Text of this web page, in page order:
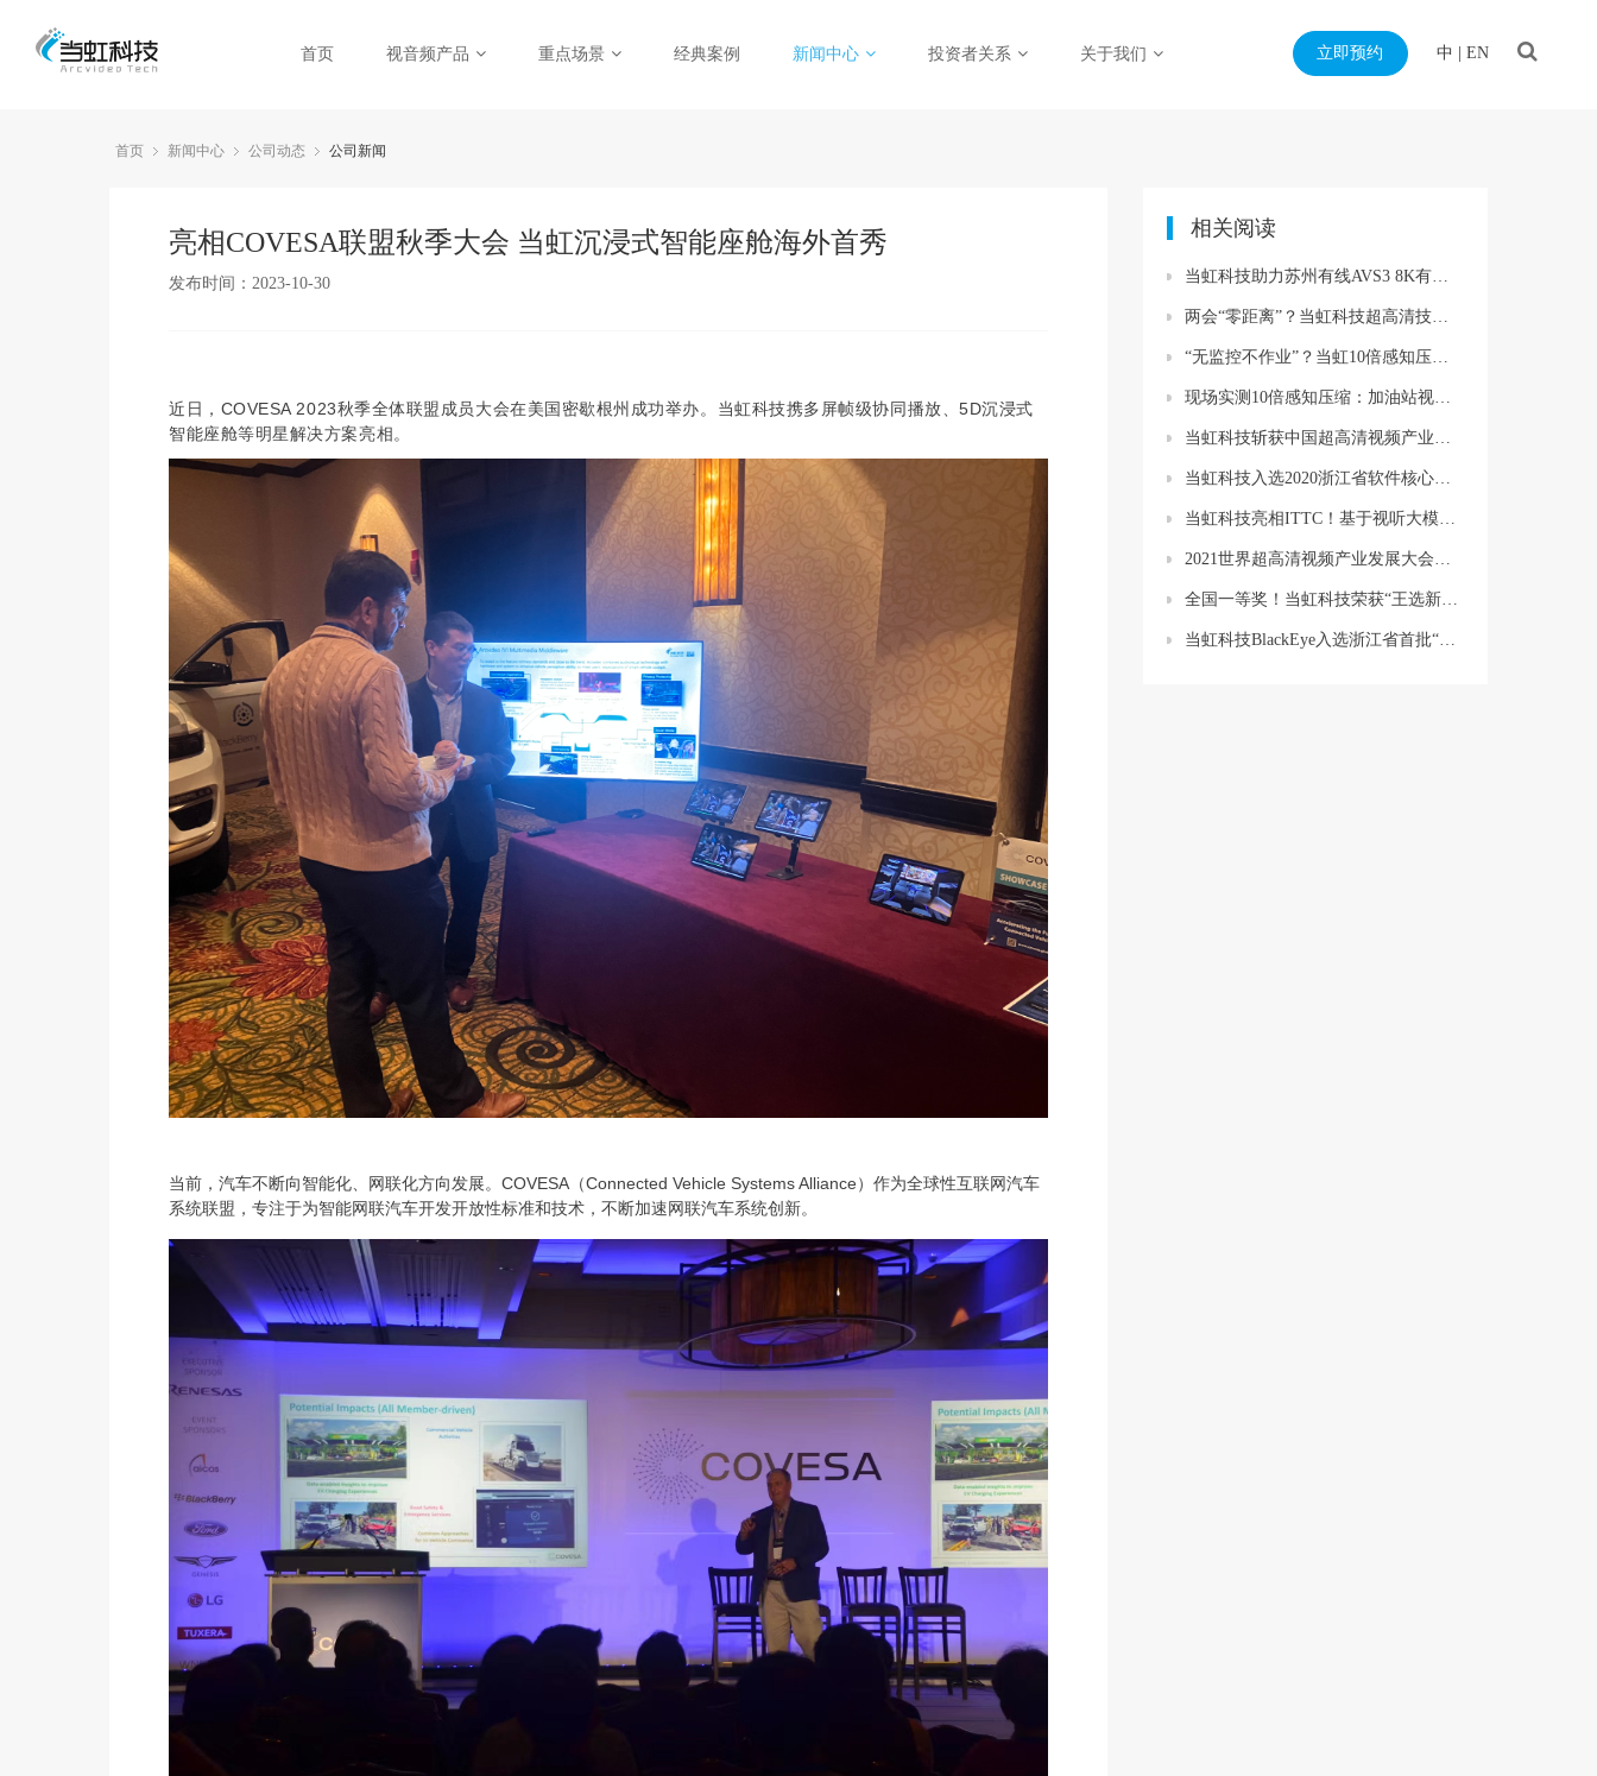
首页 视音频产品 重点场景 经典案例 新闻中心 投资者关系 关于我们 立即预约 中 EN
首页 新闻中心 公司动态 公司新闻
亮相COVESA联盟秋季大会 当虹沉浸式智能座舱海外首秀
发布时间：2023-10-30
近日，COVESA 2023秋季全体联盟成员大会在美国密歇根州成功举办。当虹科技携多屏帧级协同播放、5D沉浸式
智能座舱等明星解决方案亮相。
当前，汽车不断向智能化、网联化方向发展。COVESA（Connected Vehicle Systems Alliance）作为全球性互联网汽车
系统联盟，专注于为智能网联汽车开发开放性标准和技术，不断加速网联汽车系统创新。
相关阅读
当虹科技助力苏州有线AVS3 8K有线成功直播！
两会“零距离”？当虹科技超高清技术护航，更清晰、更流畅、更安全
“无监控不作业”？当虹10倍感知压缩，破解矿山安监视频存储难题！
现场实测10倍感知压缩：加油站视频「回得来」「看得清」「看得懂」
当虹科技斩获中国超高清视频产业联盟大奖！
当虹科技入选2020浙江省软件核心竞争力企业！
当虹科技亮相ITTC！基于视听大模型的AI应用成功落地
2021世界超高清视频产业发展大会：当虹科技亮点盘点
全国一等奖！当虹科技荣获“王选新闻科学技术奖”
当虹科技BlackEye入选浙江省首批“AI+文化”重点模型